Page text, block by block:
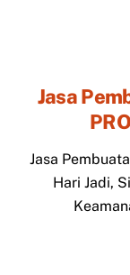
Jasa
Jasa
Hari Jadi,